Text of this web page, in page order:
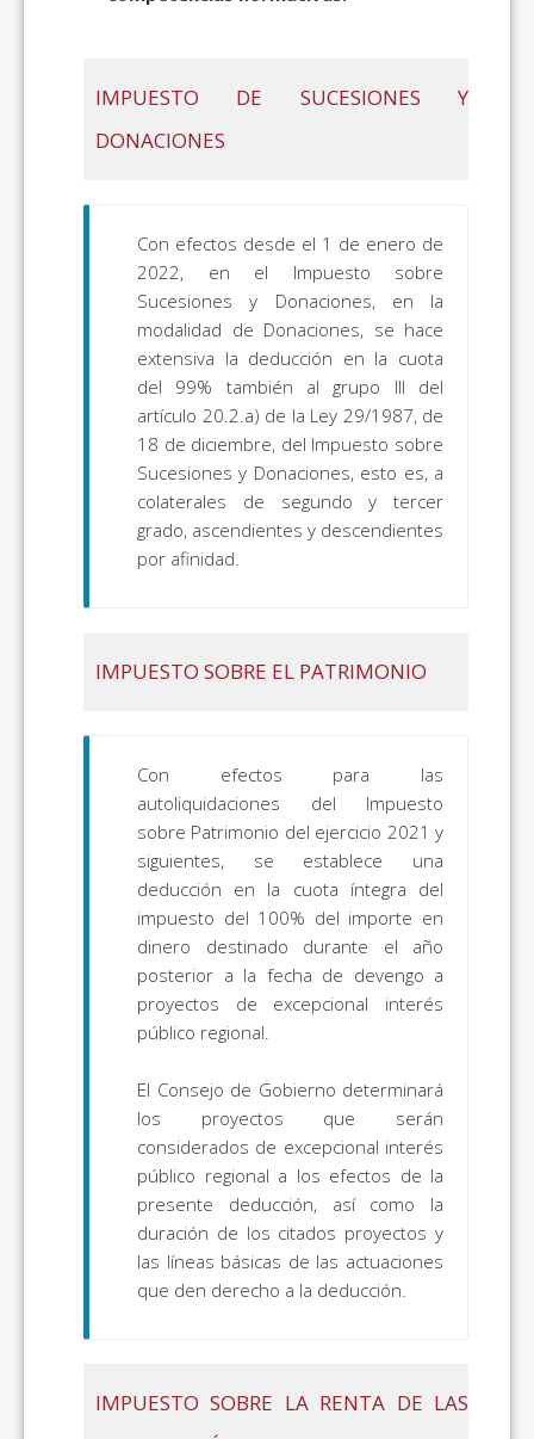
IMPUESTO DE SUCESIONES Y
DONACIONES
Con efectos desde el 1 de enero de
2022, en el Impuesto sobre
Sucesiones y Donaciones, en la
modalidad de Donaciones, se hace
extensiva la deducción en la cuota
del 99% también al grupo III del
artículo 20.2.a) de la Ley 29/1987, de
18 de diciembre, del Impuesto sobre
Sucesiones y Donaciones, esto es, a
colaterales de segundo y tercer
grado, ascendientes y descendientes
por afinidad.
IMPUESTO SOBRE EL PATRIMONIO
Con efectos para las
autoliquidaciones del Impuesto
sobre Patrimonio del ejercicio 2021 y
siguientes, se establece una
deducción en la cuota íntegra del
impuesto del 100% del importe en
dinero destinado durante el año
posterior a la fecha de devengo a
proyectos de excepcional interés
público regional.
El Consejo de Gobierno determinará
los proyectos que serán
considerados de excepcional interés
público regional a los efectos de la
presente deducción, así como la
duración de los citados proyectos y
las líneas básicas de las actuaciones
que den derecho a la deducción.
IMPUESTO SOBRE LA RENTA DE LAS